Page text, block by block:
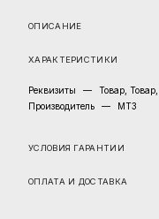
ОПИСАНИЕ
ХАРАКТЕРИСТИКИ
Реквизиты —
Товар,
Производитель
— МТЗ
УСЛОВИЯ ГАРАНТИИ
ОПЛАТА И ДОСТАВКА